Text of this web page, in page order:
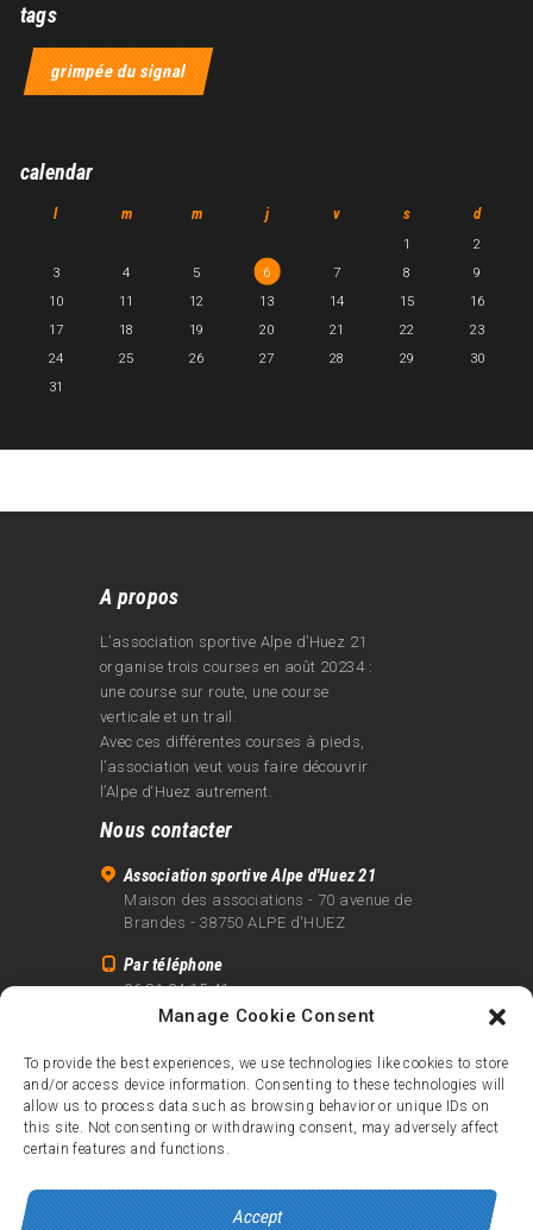
Manage Cookie Consent
To provide the best experiences, we use technologies like cookies to store
and/or access device information. Consenting to these technologies will
allow us to process data such as browsing behavior or unique IDs on
this site. Not consenting or withdrawing consent, may adversely affect
certain features and functions.
Accept
tags
grimpée du signal
calendar
l m m j v s d
1
2
3
4 5 6 7 8
9
10
11 12 13 14 15
16
17
18 19 20 21 22
23
24
25 26 27 28 29
30
31
A propos
L’association sportive Alpe d’Huez 21
organise trois courses en août 20234 :
une course sur route, une course
verticale et un trail.
Avec ces différentes courses à pieds,
l’association veut vous faire découvrir
l’Alpe d‘Huez autrement.
Nous contacter
Association sportive Alpe d'Huez 21
Maison des associations - 70 avenue de
Brandes - 38750 ALPE d'HUEZ
Par téléphone
06 81 24 15 41
info@alpe21.fr
Mentions légales
Contact
crédits